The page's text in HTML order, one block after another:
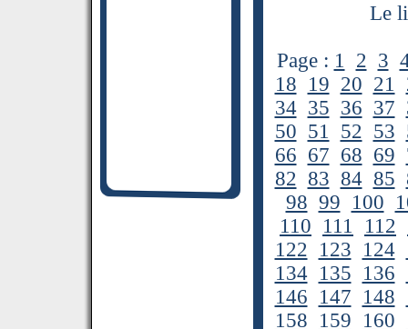
Le
Page : 1 2 3
18 19 20 21
34 35 36 37
50 51 52 53
66 67 68 69
82 83 84 85
98 99 100
110 111 112
122 123 124
134 135 136
146 147 148
158 159 160